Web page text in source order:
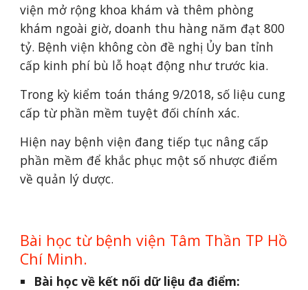
viện mở rộng khoa khám và thêm phòng
khám ngoài giờ, doanh thu hàng năm đạt 800
tỷ. Bệnh viện không còn đề nghị Ủy ban tỉnh
cấp kinh phí bù lỗ hoạt động như trước kia.
Trong kỳ kiểm toán tháng 9/2018, số liệu cung
cấp từ phần mềm tuyệt đối chính xác.
Hiện nay bệnh viện đang tiếp tục nâng cấp
phần mềm để khắc phục một số nhược điểm
về quản lý dược.
Bài học từ bệnh viện Tâm Thần TP Hồ
Chí Minh.
Bài học về kết nối dữ liệu đa điểm: